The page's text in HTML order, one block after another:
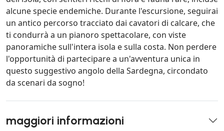
alcune specie endemiche. Durante l'escursione, seguirai
un antico percorso tracciato dai cavatori di calcare, che
ti condurrà a un pianoro spettacolare, con viste
panoramiche sull'intera isola e sulla costa. Non perdere
l'opportunità di partecipare a un'avventura unica in
questo suggestivo angolo della Sardegna, circondato
da scenari da sogno!
maggiori informazioni